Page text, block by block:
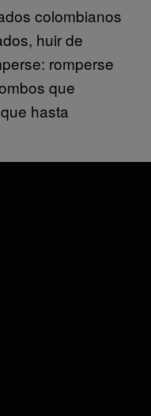
colombianos
huir de
romperse
que
hasta